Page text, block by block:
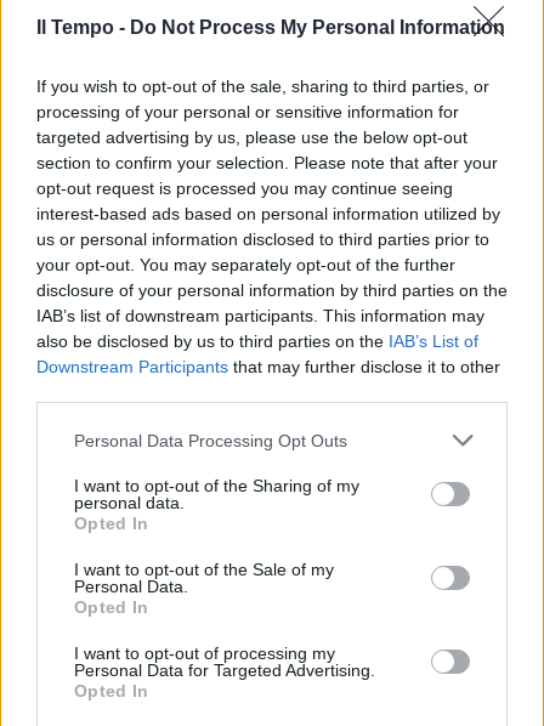
Il Tempo - Do Not Process My Personal Information
If you wish to opt-out of the sale, sharing to third parties, or
processing of your personal or sensitive information for
targeted advertising by us, please use the below opt-out
section to confirm your selection. Please note that after your
opt-out request is processed you may continue seeing
interest-based ads based on personal information utilized by
us or personal information disclosed to third parties prior to
your opt-out. You may separately opt-out of the further
disclosure of your personal information by third parties on the
IAB’s list of downstream participants. This information may
also be disclosed by us to third parties on the IAB’s List of
Downstream Participants that may further disclose it to other
Personal Data Processing Opt Outs
I want to opt-out of the Sharing of my
personal data.
Opted In
I want to opt-out of the Sale of my
Personal Data.
Opted In
I want to opt-out of processing my
Personal Data for Targeted Advertising.
Opted In
In evidenza